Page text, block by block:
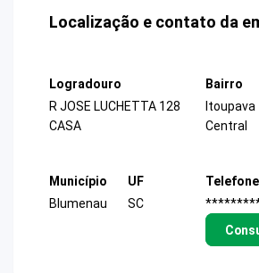
Localização e contato da
Logradouro
R JOSE LUCHETTA 128
CASA
Bairro
Itoupava
Central
Município
Blumenau
UF
SC
Telefone